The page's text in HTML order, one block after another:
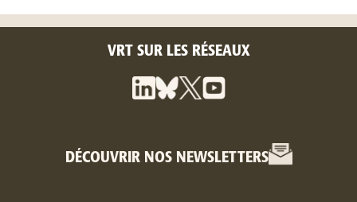
VRT SUR LES RÉSEAUX
DÉCOUVRIR NOS NEWSLETTERS